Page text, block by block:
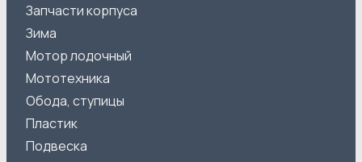
Запчасти корпуса
Зима
Мотор лодочный
Мототехника
Обода, ступицы
Пластик
Подвеска